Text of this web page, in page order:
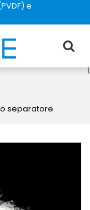
e
separatore